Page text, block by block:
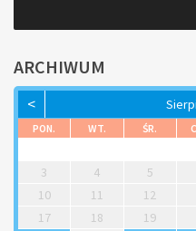
ARCHIWUM
<
PON. WT. ŚR.
3
4 5
10
11 12
17
18 19